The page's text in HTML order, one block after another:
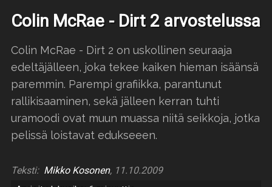
Colin McRae - Dirt 2 arvostelussa
Colin McRae - Dirt 2 on uskollinen seuraaja
edeltäjälleen, joka tekee kaiken hieman isäänsä
paremmin. Parempi grafiikka, parantunut
rallikisaaminen, sekä jälleen kerran tuhti
uramoodi ovat muun muassa niitä seikkoja, jotka
pelissä loistavat edukseeen.
Teksti: Mikko Kosonen, 11.10.2009